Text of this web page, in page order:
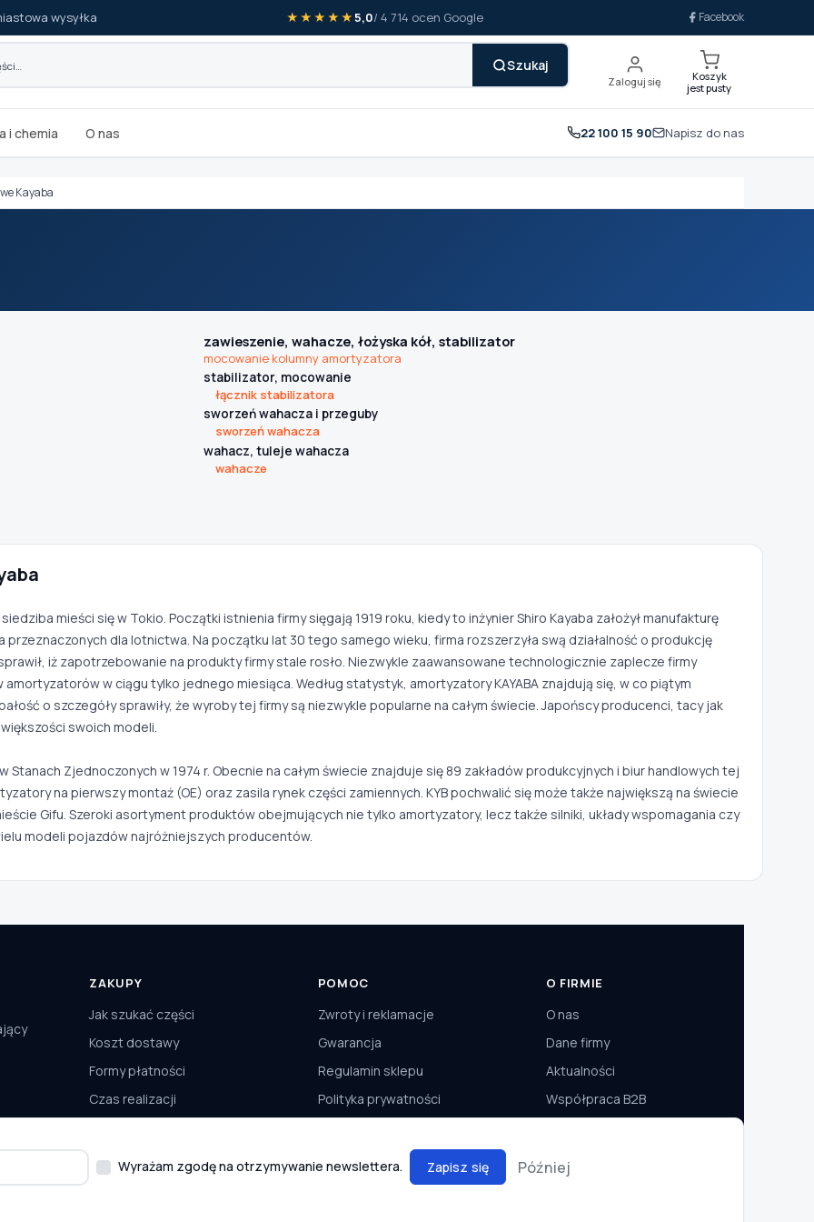
wysyłka ★★★★★5,0/ 4 714 ocen Google Facebook
Szukaj
Zaloguj się
Koszyk
jest pusty
i chemia O nas 22 100 15 90 Napisz do nas
Kayaba
zawieszenie, wahacze, łożyska kół, stabilizator
mocowanie kolumny amortyzatora
stabilizator, mocowanie
łącznik stabilizatora
sworzeń wahacza i przeguby
sworzeń wahacza
wahacz, tuleje wahacza
wahacze
mieści się w Tokio. Początki istnienia firmy sięgają 1919 roku, kiedy to inżynier Shiro Kayaba założył manufakturę
dla lotnictwa. Na początku lat 30 tego samego wieku, firma rozszerzyła swą działalność o produkcję
iż zapotrzebowanie na produkty firmy stale rosło. Niezwykle zaawansowane technologicznie zaplecze firmy
w ciągu tylko jednego miesiąca. Według statystyk, amortyzatory KAYABA znajdują się, w co piątym
o szczegóły sprawiły, że wyroby tej firmy są niezwykle popularne na całym świecie. Japońscy producenci, tacy jak
swoich modeli.
Zjednoczonych w 1974 r. Obecnie na całym świecie znajduje się 89 zakładów produkcyjnych i biur handlowych tej
na pierwszy montaż (OE) oraz zasila rynek części zamiennych. KYB pochwalić się może także największą na świecie
Gifu. Szeroki asortyment produktów obejmujących nie tylko amortyzatory, lecz także silniki, układy wspomagania czy
modeli pojazdów najróżniejszych producentów.
ZAKUPY
Jak szukać części
Koszt dostawy
Formy płatności
Czas realizacji
POMOC
Zwroty i reklamacje
Gwarancja
Regulamin sklepu
Polityka prywatności
O FIRMIE
O nas
Dane firmy
Aktualności
Współpraca B2B
Wyrażam zgodę na otrzymywanie newslettera. Zapisz się Później